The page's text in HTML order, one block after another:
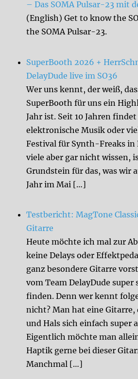
– Das SOMA Pulsar-23 mit
(English) Get to know the
the SOMA Pulsar-23.
SuperBooth 2026 +
DelayDude live im SO36
Wer uns kennt, der weiß,
SuperBooth für uns ein
Jahr ist. Seit 10 Jahren
elektronische Musik oder
Festival für Synth-Freaks in
viele aber gar nicht wissen,
Grundstein für das, was wir
Jahr im Mai […]
Testbericht: MagTone
Gitarre
Heute möchte ich mal zur
keine Delays oder
ganz besondere Gitarre
vom Team DelayDude super
finden. Denn wer kennt
nicht? Man hat eine Gitarre,
und Hals sich einfach super
Eigentlich möchte man
Haptik gerne bei dieser
Manchmal […]